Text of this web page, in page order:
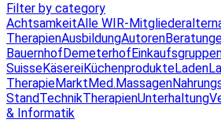
Filter by category
AchtsamkeitAlle WIR-Mitglieder
TherapienAusbildungAutoren
BauernhofDemeterhof
SuisseKäsereiKüchenprodukteLaden
TherapieMarktMed.Massagen
StandTechnikTherapienUnterhaltung
& Informatik